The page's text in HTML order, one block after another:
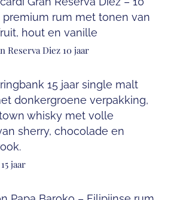
Reserva Diez 10 jaar
jaar